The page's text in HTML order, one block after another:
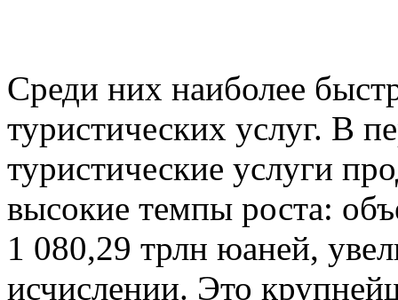
Среди них наиболее
туристических услуг. В
туристические услуги
высокие темпы роста:
1 080,29 трлн юаней,
исчислении. Это